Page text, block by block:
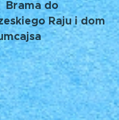
Brama do
Raju i dom